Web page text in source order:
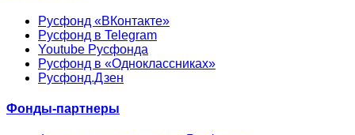
Русфонд «ВКонтакте»
Русфонд в Telegram
Youtube Русфонда
Русфонд в «Одноклассниках»
Русфонд.Дзен
Фонды-партнеры